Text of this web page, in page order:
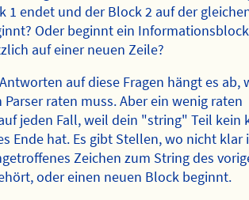
1 endet und der Block 2 auf der
Oder beginnt ein Informationsblock
auf einer neuen Zeile?
auf diese Fragen hängt es ab,
Parser raten muss. Aber ein wenig raten
jeden Fall, weil dein "string" Teil kein
Ende hat. Es gibt Stellen, wo nicht klar
Zeichen zum String des
oder einen neuen Block beginnt.